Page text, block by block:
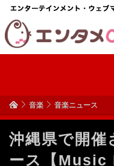
音楽 音楽ニュース
沖縄県で開催
ース【